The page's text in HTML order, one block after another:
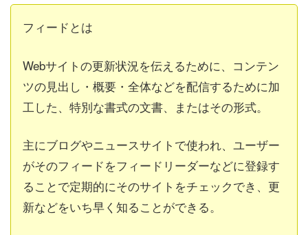
フィードとは
Webサイトの更新状況を伝えるために、コンテン
ツの見出し・概要・全体などを配信するために加
工した、特別な書式の文書、またはその形式。
主にブログやニュースサイトで使われ、ユーザー
がそのフィードをフィードリーダーなどに登録す
ることで定期的にそのサイトをチェックでき、更
新などをいち早く知ることができる。